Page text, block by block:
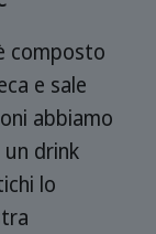
composto
e sale
abbiamo
drink
lo